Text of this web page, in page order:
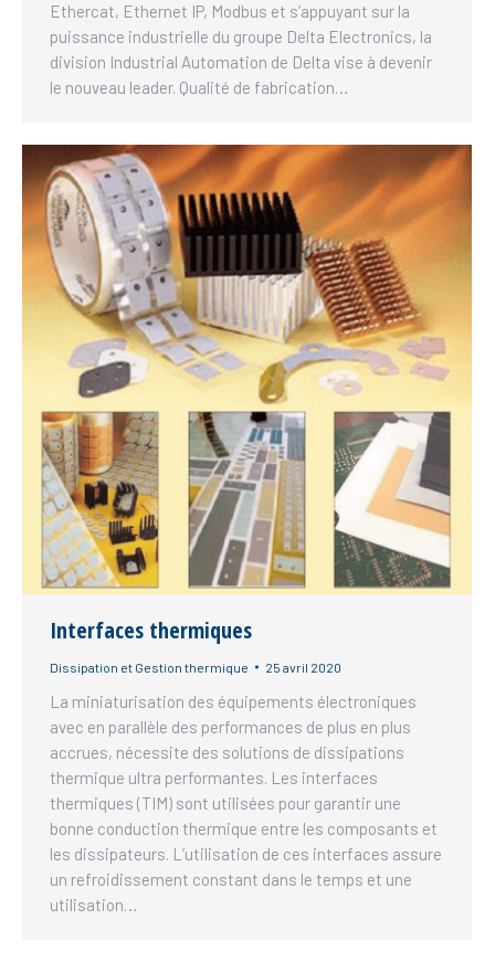
Ethercat, Ethernet IP, Modbus et s’appuyant sur la
puissance industrielle du groupe Delta Electronics, la
division Industrial Automation de Delta vise à devenir
le nouveau leader. Qualité de fabrication…
Interfaces thermiques
Dissipation et Gestion thermique 25 avril 2020
La miniaturisation des équipements électroniques
avec en parallèle des performances de plus en plus
accrues, nécessite des solutions de dissipations
thermique ultra performantes. Les interfaces
thermiques (TIM) sont utilisées pour garantir une
bonne conduction thermique entre les composants et
les dissipateurs. L’utilisation de ces interfaces assure
un refroidissement constant dans le temps et une
utilisation…